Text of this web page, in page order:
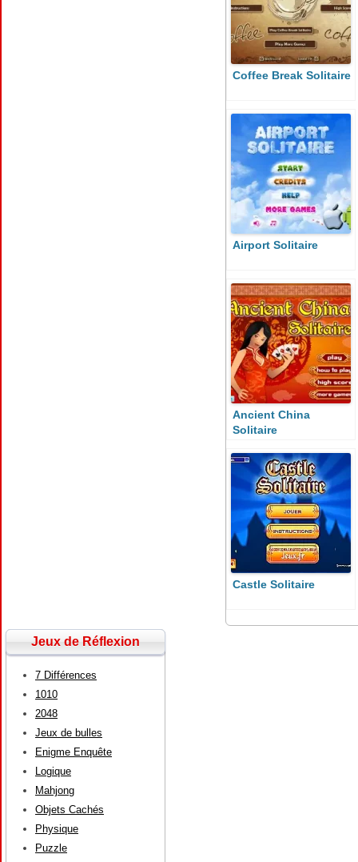
Coffee Break Solitaire
Airport Solitaire
Ancient China
Solitaire
Castle Solitaire
Jeux de Réflexion
7 Différences
1010
2048
Jeux de bulles
Enigme Enquête
Logique
Mahjong
Objets Cachés
Physique
Puzzle